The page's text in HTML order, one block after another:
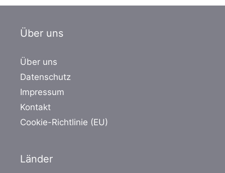
Über uns
Über uns
Datenschutz
Impressum
Kontakt
Cookie-Richtlinie (EU)
Länder